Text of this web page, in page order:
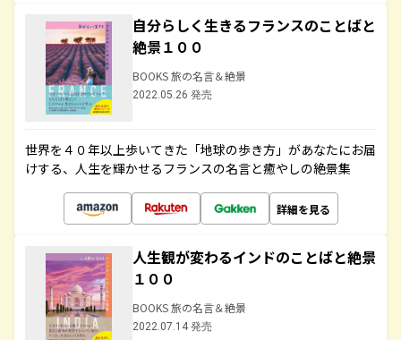
自分らしく生きるフランスのことばと
絶景１００
BOOKS 旅の名言＆絶景
2022.05.26 発売
世界を４０年以上歩いてきた「地球の歩き方」があなたにお届
けする、人生を輝かせるフランスの名言と癒やしの絶景集
詳細を見る
人生観が変わるインドのことばと絶景
１００
BOOKS 旅の名言＆絶景
2022.07.14 発売